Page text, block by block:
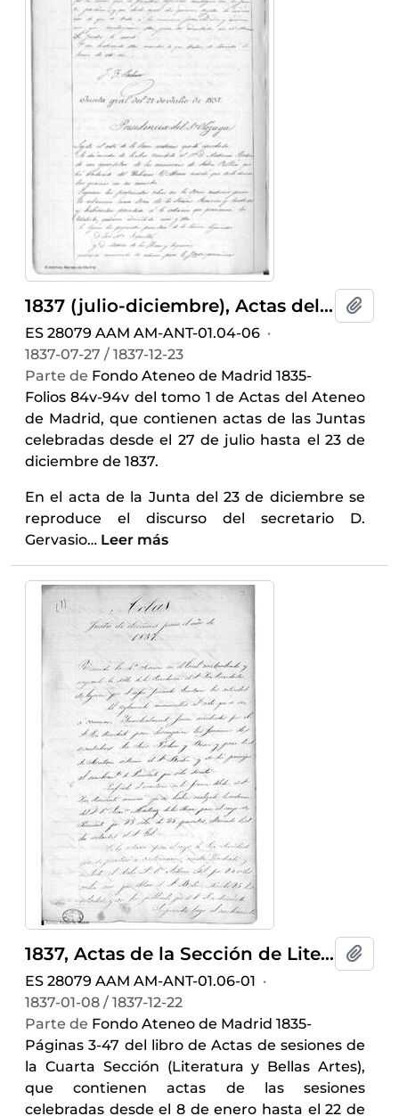
1837 (julio-diciembre), Actas del Ateneo de Madrid
ES 28079 AAM AM-ANT-01.04-06 ·
1837-07-27 / 1837-12-23
Parte de Fondo Ateneo de Madrid 1835-
Folios 84v-94v del tomo 1 de Actas del Ateneo
de Madrid, que contienen actas de las Juntas
celebradas desde el 27 de julio hasta el 23 de
diciembre de 1837.
En el acta de la Junta del 23 de diciembre se
reproduce el discurso del secretario D.
Gervasio… Leer más
1837, Actas de la Sección de Literatura y Bellas Artes
ES 28079 AAM AM-ANT-01.06-01 ·
1837-01-08 / 1837-12-22
Parte de Fondo Ateneo de Madrid 1835-
Páginas 3-47 del libro de Actas de sesiones de
la Cuarta Sección (Literatura y Bellas Artes),
que contienen actas de las sesiones
celebradas desde el 8 de enero hasta el 22 de